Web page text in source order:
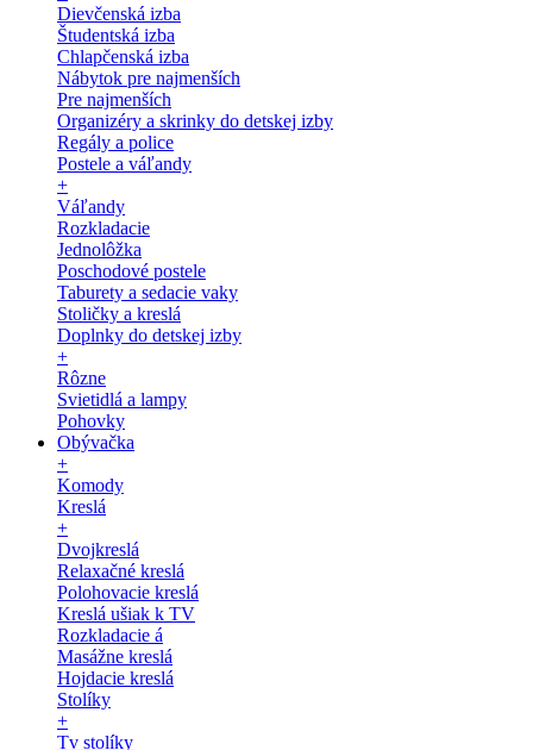
Dievčenská izba
Študentská izba
Chlapčenská izba
Nábytok pre najmenších
Pre najmenších
Organizéry a skrinky do detskej izby
Regály a police
Postele a váľandy
+
Váľandy
Rozkladacie
Jednolôžka
Poschodové postele
Taburety a sedacie vaky
Stoličky a kreslá
Doplnky do detskej izby
+
Rôzne
Svietidlá a lampy
Pohovky
Obývačka
+
Komody
Kreslá
+
Dvojkreslá
Relaxačné kreslá
Polohovacie kreslá
Kreslá ušiak k TV
Rozkladacie á
Masážne kreslá
Hojdacie kreslá
Stolíky
+
Tv stolíky